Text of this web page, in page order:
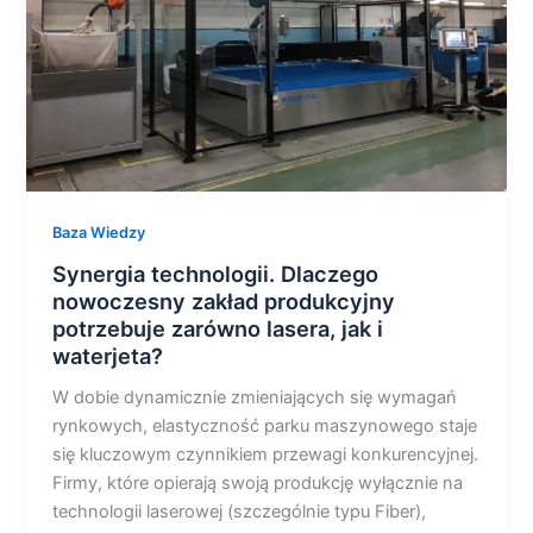
Baza Wiedzy
Synergia technologii. Dlaczego
nowoczesny zakład produkcyjny
potrzebuje zarówno lasera, jak i
waterjeta?
W dobie dynamicznie zmieniających się wymagań
rynkowych, elastyczność parku maszynowego staje
się kluczowym czynnikiem przewagi konkurencyjnej.
Firmy, które opierają swoją produkcję wyłącznie na
technologii laserowej (szczególnie typu Fiber),
potrzebuje
zarówno
lasera,
jak
waterjeta?